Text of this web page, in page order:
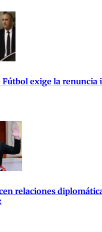
Fútbol exige la
relaciones